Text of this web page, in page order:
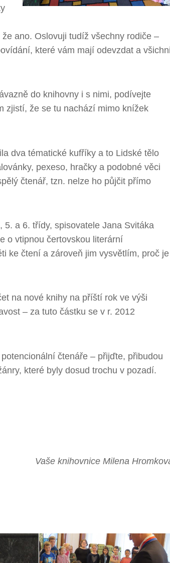
ano. Oslovuji tudíž všechny rodiče –
které vám mají odevzdat a
do knihovny i s nimi, podívejte
zjistí, že se tu nachází mimo knížek
dva tématické kufříky a to Lidské tělo
pexeso, hračky a podobné věci
čtenář, tzn. nelze ho půjčit přímo
a 6. třídy, spisovatele Jana Svitáka
o vtipnou čertovskou literární
ke čtení a zároveň jim vysvětlím, proč je
na nové knihy na příští rok ve výši
– za tuto částku se v r. 2012
čtenáře – přijďte, přibudou
které byly dosud trochu v pozadí.
Vaše knihovnice Milena